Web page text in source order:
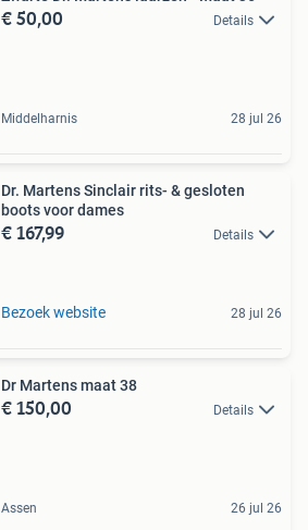
€ 50,00 Details
Middelharnis 28 jul 26
Dr. Martens Sinclair rits- & gesloten
boots voor dames
€ 167,99 Details
Bezoek website 28 jul 26
Dr Martens maat 38
€ 150,00 Details
Assen 26 jul 26